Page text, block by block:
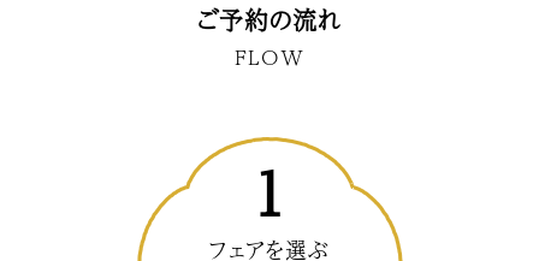
ご予約の流れ
FLOW
1
フェアを選ぶ